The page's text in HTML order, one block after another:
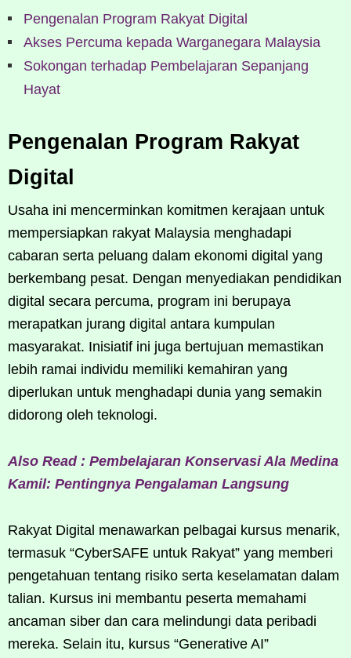
Pengenalan Program Rakyat Digital
Akses Percuma kepada Warganegara Malaysia
Sokongan terhadap Pembelajaran Sepanjang
Hayat
Pengenalan Program Rakyat
Digital
Usaha ini mencerminkan komitmen kerajaan untuk
mempersiapkan rakyat Malaysia menghadapi
cabaran serta peluang dalam ekonomi digital yang
berkembang pesat. Dengan menyediakan pendidikan
digital secara percuma, program ini berupaya
merapatkan jurang digital antara kumpulan
masyarakat. Inisiatif ini juga bertujuan memastikan
lebih ramai individu memiliki kemahiran yang
diperlukan untuk menghadapi dunia yang semakin
didorong oleh teknologi.
Also Read : Pembelajaran Konservasi Ala Medina
Kamil: Pentingnya Pengalaman Langsung
Rakyat Digital menawarkan pelbagai kursus menarik,
termasuk “CyberSAFE untuk Rakyat” yang memberi
pengetahuan tentang risiko serta keselamatan dalam
talian. Kursus ini membantu peserta memahami
ancaman siber dan cara melindungi data peribadi
mereka. Selain itu, kursus “Generative AI”